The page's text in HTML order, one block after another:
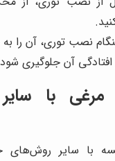
نصب توری، آن را
آن جلوگیری
مرغی با
با سایر روش‌های